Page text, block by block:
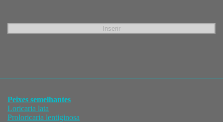
Peixes semelhantes
Loricaria lata
Proloricaria lentiginosa